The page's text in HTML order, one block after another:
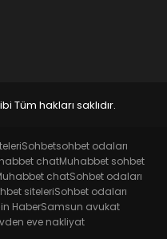
Tüm hakları saklıdır.
Sohbetsohbet odaları
chatMuhabbet sohbet
chatSohbet odaları
siteleriSohbet odaları
HaberSamsun avukat
eve nakliyat